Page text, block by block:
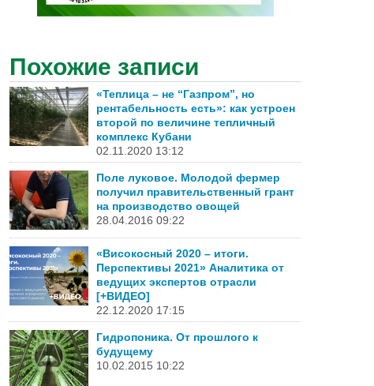
Похожие записи
«Теплица – не “Газпром”, но
рентабельность есть»: как устроен
второй по величине тепличный
комплекс Кубани
02.11.2020 13:12
Поле луковое. Молодой фермер
получил правительственный грант
на производство овощей
28.04.2016 09:22
«Високосный 2020 – итоги.
Перспективы 2021» Аналитика от
ведущих экспертов отрасли
[+ВИДЕО]
22.12.2020 17:15
Гидропоника. От прошлого к
будущему
10.02.2015 10:22